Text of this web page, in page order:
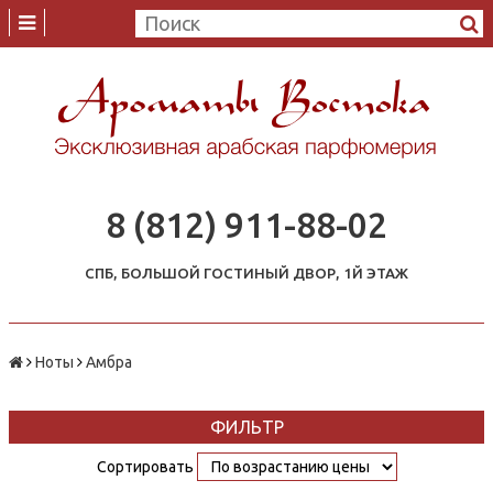
8 (812) 911-88-02
СПБ, БОЛЬШОЙ ГОСТИНЫЙ ДВОР, 1Й ЭТАЖ
Ноты Амбра
ФИЛЬТР
Сортировать